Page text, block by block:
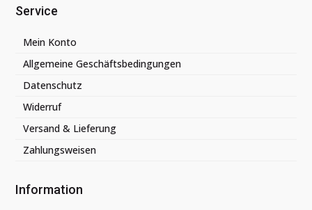
Service
Mein Konto
Allgemeine Geschäftsbedingungen
Datenschutz
Widerruf
Versand & Lieferung
Zahlungsweisen
Information